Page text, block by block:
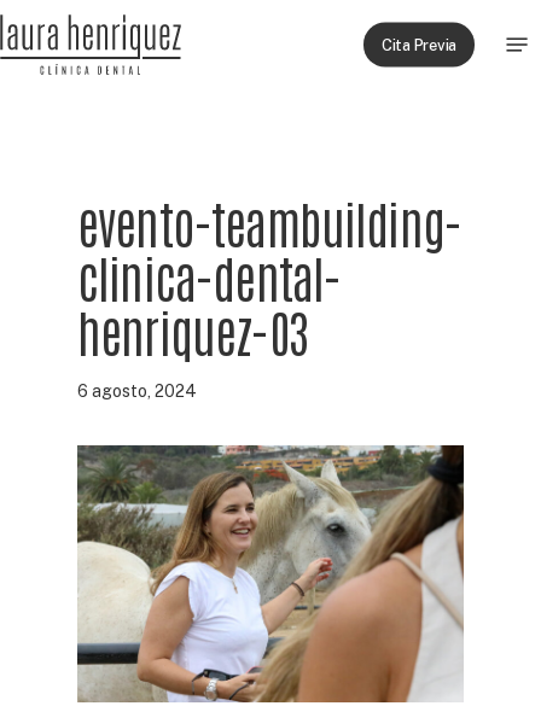
Skip
to
main
Cita Previa
evento-teambuilding-
clinica-dental-
henriquez-03
6 agosto, 2024